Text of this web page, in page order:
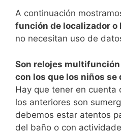
A continuación
función de localizador o
no necesitan uso de
Son relojes
con los que los niños
Hay que tener en cuenta
los anteriores son
debemos estar atentos
del baño o con